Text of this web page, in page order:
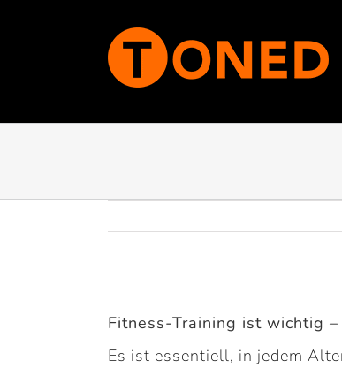
grösseres
Bild
Fitness-Training ist wichtig
Es ist essentiell, in jedem